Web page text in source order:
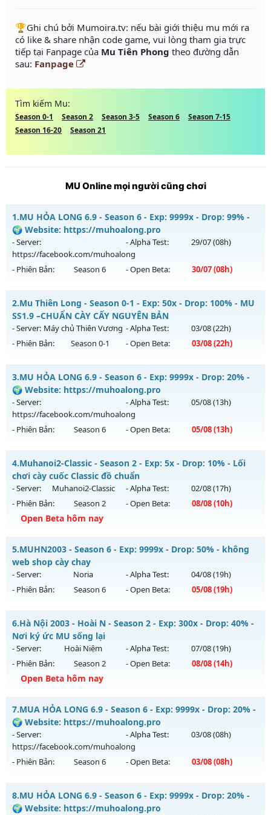
️🏆Ghi chú bởi Mumoira.tv: nếu bài giới thiệu mu mới ra
có like & share nhận code game, vui lòng tham gia trực
tiếp tại Fanpage của Mu Tiên Phong theo đường dẫn
sau: Fanpage
Tìm kiếm Mu:
Season 0-1 Season 2 Season 3-5 Season 6
Season 7-15
Season 16-20
Season 21
MU Online mọi người cũng chơi
1.MU HỎA LONG 6.9 - Season 6 - Exp: 9999x - Drop: 99% -
🌍 Website: https://muhoalong.pro
- Server:
https://facebook.com/muhoalong
- Alpha Test: 29/07(08h)
- Phiên Bản: Season 6 - Open Beta: 30/07(08h)
MU HỎA LONG 6.9 - 🌍 Website: https://muhoalong.pro
Mu mới ra tháng 07 2026 - Mở máy chủ
https://facebook.com/muhoalongvào 08h ngày
30/07/2626
Kiểu reset: Non Reset
Thể loại: Mu Nguyên bản Webzen
Antihack: Xshiel
2.Mu Thiên Long - Season 0-1 - Exp: 50x - Drop: 100% - MU
SS1.9 –CHUẨN CÀY CẤY NGUYÊN BẢN
- Server: Máy chủ Thiên Vương - Alpha Test: 03/08(22h)
- Phiên Bản:
Season 0-1 - Open Beta: 03/08(22h)
Mu Thiên Long - MU SS1.9 –CHUẨN CÀY CẤY NGUYÊN BẢN
Mu mới ra tháng 08 2026 - Mở máy chủ
Vương vào 22h ngày 03/08/2626
Exp: 50x - Drop: 100%
Antihack: Gameguard
3.MU HỎA LONG 6.9 - Season 6 - Exp: 9999x - Drop: 20% -
🌍 Website: https://muhoalong.pro
- Server:
https://facebook.com/muhoalong
- Alpha Test: 05/08(13h)
- Phiên Bản: Season 6 - Open Beta: 05/08(13h)
MU HỎA LONG 6.9 - 🌍 Website: https://muhoalong.pro
Mu mới ra tháng 08 2026 - Mở máy chủ
https://facebook.com/muhoalongvào 13h ngày
05/08/2626
Exp: 9999x - Drop: 20%
Thể loại: Mu Nguyên bản Webzen
Antihack: XShield
4.Muhanoi2-Classic - Season 2 - Exp: 5x - Drop: 10% - Lối
chơi cày cuốc Classic đồ chuẩn
- Server: Muhanoi2-Classic - Alpha Test: 02/08(17h)
- Phiên Bản:
Season 2 - Open Beta: 08/08(10h)
Open Beta hôm nay
Muhanoi2-Classic - Lối chơi cày cuốc Classic đồ chuẩn
Mu mới ra tháng 08 2026 - Mở máy chủ
vào 10h ngày 08/08/2626
Exp: 5x - Drop: 10%
Thể loại: Mu Nguyên bản Webzen
Antihack: Pro
5.MUHN2003 - Season 6 - Exp: 9999x - Drop: 50% - không
web shop cày chay
- Server: Noria - Alpha Test: 04/08(19h)
- Phiên Bản:
Season 6 - Open Beta: 05/08(19h)
MUHN2003 - không web shop cày chay
Mu mới ra tháng 08 2026 - Mở máy chủ
05/08/2626
Exp: 9999x - Drop: 50%
Kiểu reset: Reset In Game
Thể loại: Mu Nguyên bản Webzen
Antihack: XSHield
6.Hà Nội 2003 - Hoài N - Season 2 - Exp: 300x - Drop: 40% -
Nơi ký ức MU sống lại
- Server: Hoài Niệm - Alpha Test: 07/08(19h)
- Phiên Bản:
Season 2 - Open Beta: 08/08(14h)
Open Beta hôm nay
Hà Nội 2003 - Hoài N - Nơi ký ức MU sống lại
Mu mới ra tháng 08 2026 - Mở máy chủ
ngày 08/08/2626
Exp: 300x - Drop: 40%
Thể loại: Mu Custom thêm đồ mới
Antihack: UKG
7.MUA HỎA LONG 6.9 - Season 6 - Exp: 9999x - Drop: 20% -
🌍 Website: https://muhoalong.pro
- Server:
https://facebook.com/muhoalong
- Alpha Test: 03/08(08h)
- Phiên Bản: Season 6 - Open Beta: 03/08(08h)
MUA HỎA LONG 6.9 - 🌍 Website: https://muhoalong.pro
Mu mới ra tháng 08 2026 - Mở máy chủ
8.MU HỎA LONG 6.9 - Season 6 - Exp: 9999x - Drop: 20% -
🌍 Website: https://muhoalong.pro